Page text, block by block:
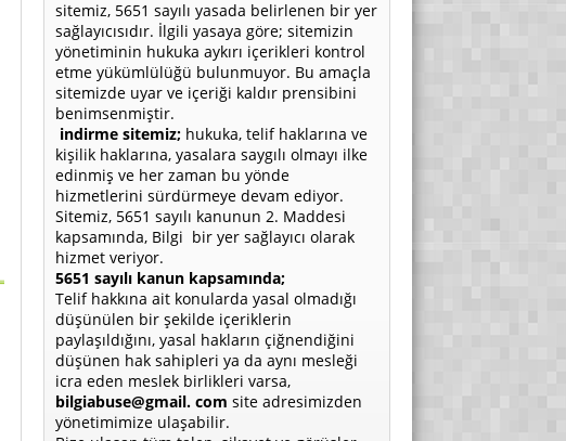
sitemiz, 5651 sayılı yasada belirlenen bir yer
sağlayıcısıdır. İlgili yasaya göre; sitemizin
yönetiminin hukuka aykırı içerikleri kontrol
etme yükümlülüğü bulunmuyor. Bu amaçla
sitemizde uyar ve içeriği kaldır prensibini
benimsenmiştir.
indirme sitemiz; hukuka, telif haklarına ve
kişilik haklarına, yasalara saygılı olmayı ilke
edinmiş ve her zaman bu yönde
hizmetlerini sürdürmeye devam ediyor.
Sitemiz, 5651 sayılı kanunun 2. Maddesi
kapsamında, Bilgi bir yer sağlayıcı olarak
hizmet veriyor.
5651 sayılı kanun kapsamında;
Telif hakkına ait konularda yasal olmadığı
düşünülen bir şekilde içeriklerin
paylaşıldığını, yasal hakların çiğnendiğini
düşünen hak sahipleri ya da aynı mesleği
icra eden meslek birlikleri varsa,
bilgiabuse@gmail. com site adresimizden
yönetimimize ulaşabilir.